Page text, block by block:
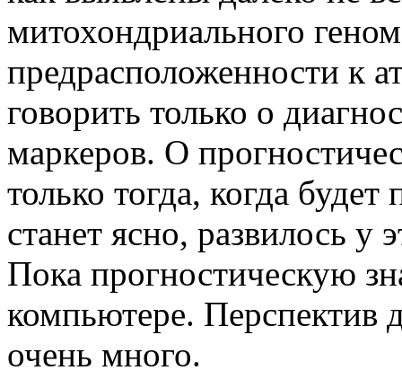
митохондриального
предрасположенности к
говорить только о
маркеров. О
только тогда, когда
станет ясно, развилось у
Пока прогностическую
компьютере. Перспектив
очень много.